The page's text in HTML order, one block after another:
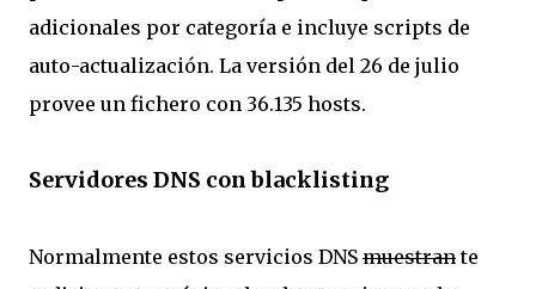
adicionales por categoría e incluye scripts de
auto-actualización. La versión del 26 de julio
provee un fichero con 36.135 hosts.
Servidores DNS con blacklisting
Normalmente estos servicios DNS muestrante